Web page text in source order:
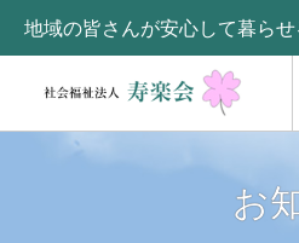
地域の皆さんが安心して暮らせ
お